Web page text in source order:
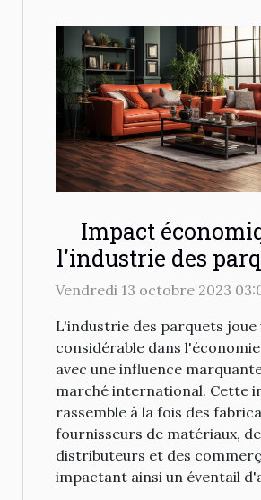
Impact
l'industrie des
le marché
Vendredi 13 octobre 2023
L'industrie des parquets joue
considérable dans
avec une influence
marché international. Cette
rassemble à la fois des
fournisseurs de matériaux,
distributeurs et des
impactant ainsi un éventail